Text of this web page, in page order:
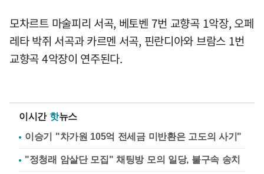
모차르트 마술피리 서곡, 베토벤 7번 교향곡 1악장, 오페
레타 박쥐 서곡과 카르멘 서곡, 핀란디아와 브람스 1번
교향곡 4악장이 연주된다.
이시간 핫뉴스
이승기 "차가원 105억 전세금 미반환은 고도의 사기"
"정청래 암살단 모집" 채팅방 모의 일당, 불구속 송치